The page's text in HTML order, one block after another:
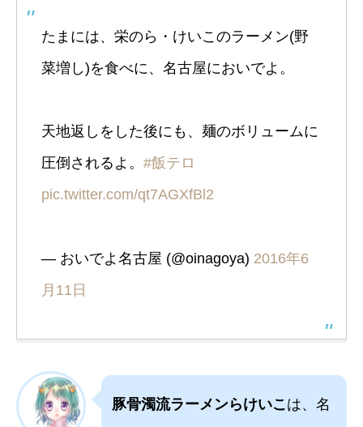
たまには、栄のら・けいこのラーメン(野
菜増し)を食べに、名古屋においでよ。
天地返しをした後にも、麺のボリュームに
圧倒されるよ。 #飯テロ
pic.twitter.com/qt7AGXfBl2
— おいでよ名古屋 (@oinagoya) 2016年6
月11日
豚骨濁流ラーメンらけいこは、名